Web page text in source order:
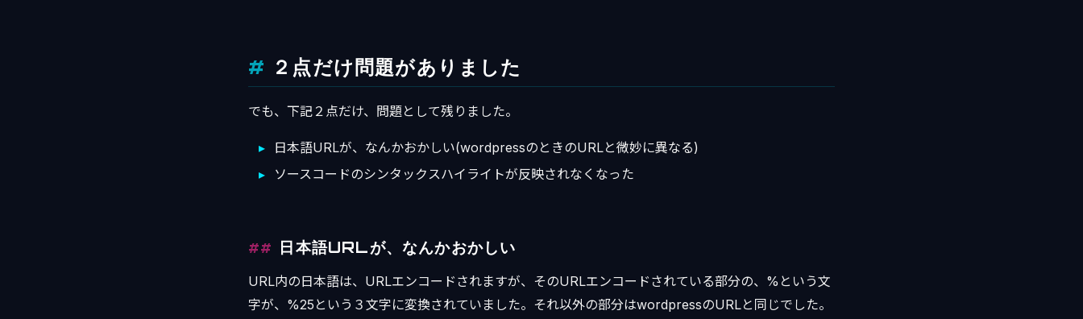
２点だけ問題がありました
でも、下記２点だけ、問題として残りました。
日本語URLが、なんかおかしい(wordpressのときのURLと微妙に異なる)
ソースコードのシンタックスハイライトが反映されなくなった
日本語URLが、なんかおかしい
URL内の日本語は、URLエンコードされますが、そのURLエンコードされている部分の、%という文
字が、%25という３文字に変換されていました。それ以外の部分はwordpressのURLと同じでした。